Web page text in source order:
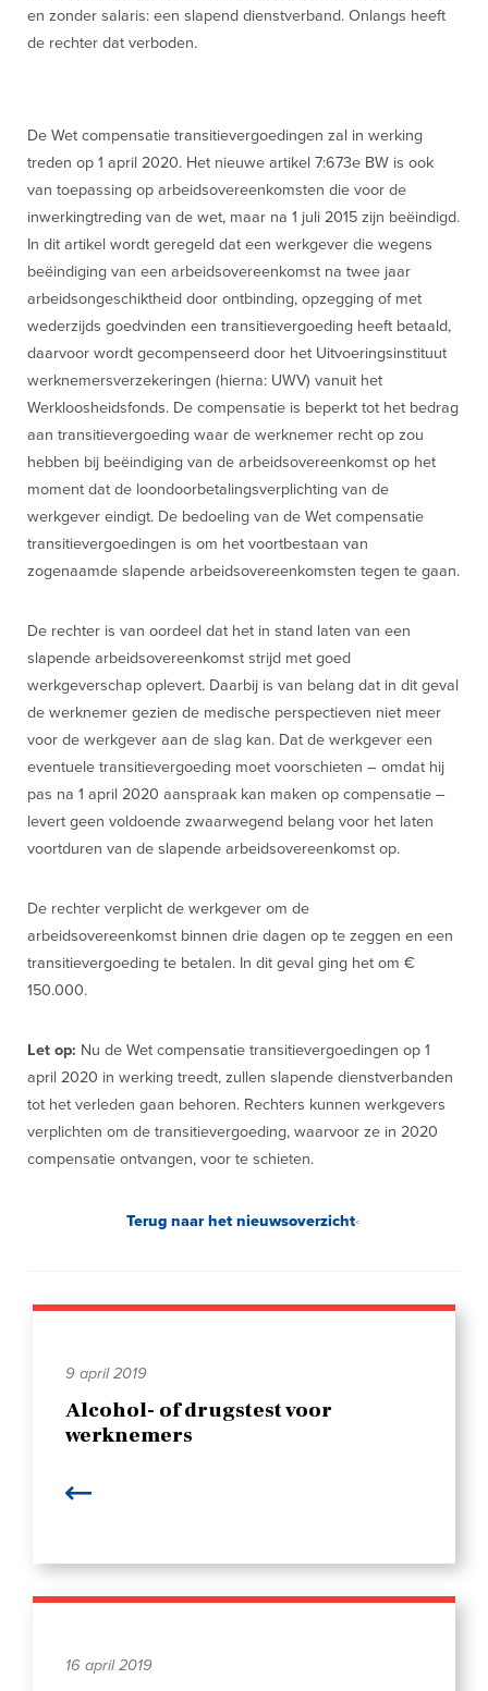
en zonder salaris: een slapend dienstverband. Onlangs heeft
de rechter dat verboden.
De Wet compensatie transitievergoedingen zal in werking
treden op 1 april 2020. Het nieuwe artikel 7:673e BW is ook
van toepassing op arbeidsovereenkomsten die voor de
inwerkingtreding van de wet, maar na 1 juli 2015 zijn beëindigd.
In dit artikel wordt geregeld dat een werkgever die wegens
beëindiging van een arbeidsovereenkomst na twee jaar
arbeidsongeschiktheid door ontbinding, opzegging of met
wederzijds goedvinden een transitievergoeding heeft betaald,
daarvoor wordt gecompenseerd door het Uitvoeringsinstituut
werknemersverzekeringen (hierna: UWV) vanuit het
Werkloosheidsfonds. De compensatie is beperkt tot het bedrag
aan transitievergoeding waar de werknemer recht op zou
hebben bij beëindiging van de arbeidsovereenkomst op het
moment dat de loondoorbetalingsverplichting van de
werkgever eindigt. De bedoeling van de Wet compensatie
transitievergoedingen is om het voortbestaan van
zogenaamde slapende arbeidsovereenkomsten tegen te gaan.
De rechter is van oordeel dat het in stand laten van een
slapende arbeidsovereenkomst strijd met goed
werkgeverschap oplevert. Daarbij is van belang dat in dit geval
de werknemer gezien de medische perspectieven niet meer
voor de werkgever aan de slag kan. Dat de werkgever een
eventuele transitievergoeding moet voorschieten – omdat hij
pas na 1 april 2020 aanspraak kan maken op compensatie –
levert geen voldoende zwaarwegend belang voor het laten
voortduren van de slapende arbeidsovereenkomst op.
De rechter verplicht de werkgever om de
arbeidsovereenkomst binnen drie dagen op te zeggen en een
transitievergoeding te betalen. In dit geval ging het om €
150.000.
Let op: Nu de Wet compensatie transitievergoedingen op 1
april 2020 in werking treedt, zullen slapende dienstverbanden
tot het verleden gaan behoren. Rechters kunnen werkgevers
verplichten om de transitievergoeding, waarvoor ze in 2020
compensatie ontvangen, voor te schieten.
Terug naar het nieuwsoverzicht
9 april 2019
Alcohol- of drugstest voor
werknemers
16 april 2019